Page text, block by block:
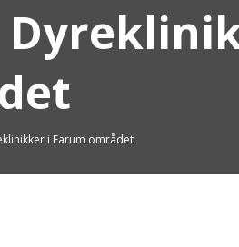
i Farum området